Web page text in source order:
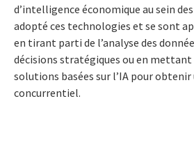
d’intelligence économique au sein
adopté ces technologies et se sont
en tirant parti de l’analyse des
décisions stratégiques ou en mettant
solutions basées sur l’IA pour obtenir
concurrentiel.